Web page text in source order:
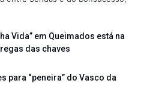
Vida” em Queimados está na
das chaves
para “peneira” do Vasco da